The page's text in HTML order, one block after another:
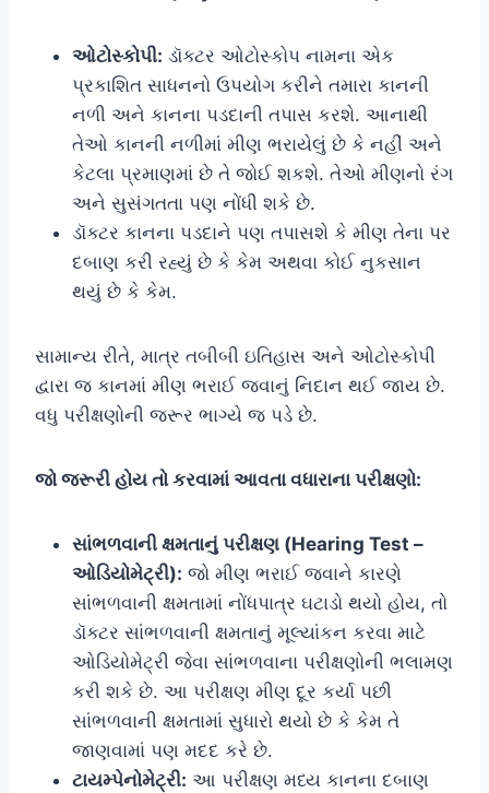
ઓટોસ્કોપી: ડૉક્ટર ઓટોસ્કોપ નામના એક
પ્રકાશિત સાધનનો ઉપયોગ કરીને તમારા કાનની
નળી અને કાનના પડદાની તપાસ કરશે. આનાથી
તેઓ કાનની નળીમાં મીણ ભરાયેલું છે કે નહીં અને
કેટલા પ્રમાણમાં છે તે જોઈ શકશે. તેઓ મીણનો રંગ
અને સુસંગતતા પણ નોંધી શકે છે.
ડૉક્ટર કાનના પડદાને પણ તપાસશે કે મીણ તેના પર
દબાણ કરી રહ્યું છે કે કેમ અથવા કોઈ નુકસાન
થયું છે કે કેમ.
સામાન્ય રીતે, માત્ર તબીબી ઇતિહાસ અને ઓટોસ્કોપી
દ્વારા જ કાનમાં મીણ ભરાઈ જવાનું નિદાન થઈ જાય છે.
વધુ પરીક્ષણોની જરૂર ભાગ્યે જ પડે છે.
જો જરૂરી હોય તો કરવામાં આવતા વધારાના પરીક્ષણો:
સાંભળવાની ક્ષમતાનું પરીક્ષણ (Hearing Test –
ઓડિયોમેટ્રી): જો મીણ ભરાઈ જવાને કારણે
સાંભળવાની ક્ષમતામાં નોંધપાત્ર ઘટાડો થયો હોય, તો
ડૉક્ટર સાંભળવાની ક્ષમતાનું મૂલ્યાંકન કરવા માટે
ઓડિયોમેટ્રી જેવા સાંભળવાના પરીક્ષણોની ભલામણ
કરી શકે છે. આ પરીક્ષણ મીણ દૂર કર્યા પછી
સાંભળવાની ક્ષમતામાં સુધારો થયો છે કે કેમ તે
જાણવામાં પણ મદદ કરે છે.
ટાયમ્પેનોમેટ્રી: આ પરીક્ષણ મધ્ય કાનના દબાણ